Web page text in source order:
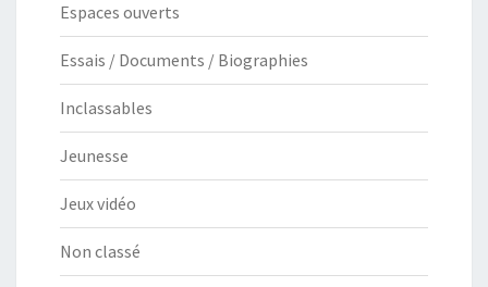
Espaces ouverts
Essais / Documents / Biographies
Inclassables
Jeunesse
Jeux vidéo
Non classé